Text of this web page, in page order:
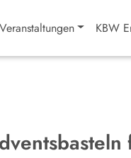
Veranstaltungen KBW